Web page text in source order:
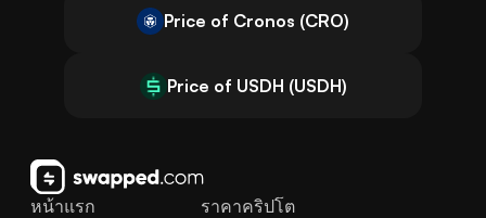
Price of Cronos (CRO)
Price of USDH (USDH)
หน้าแรก
ราคาคริปโต